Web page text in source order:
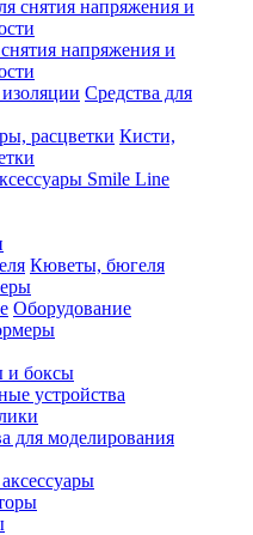
напряжения и
Средства для
Кисти,
Smile Line
Кюветы, бюгеля
Оборудование
и боксы
устройства
для моделирования